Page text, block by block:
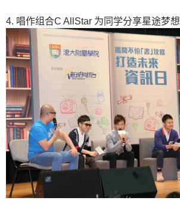
4. 唱作组合C AllStar 为同学分享星途梦想